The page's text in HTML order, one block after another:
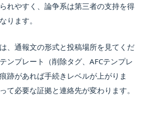
れやすく、論争系は第三者の支持を得
ります。
、通報文の形式と投稿場所を見てくだ
ンプレート（削除タグ、AFCテンプレ
跡があれば手続きレベルが上がりま
て必要な証拠と連絡先が変わります。